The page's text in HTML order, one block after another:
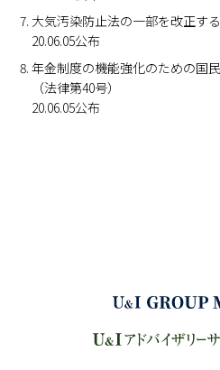
大気汚染防止法の一部を改正す
20.06.05公布
年金制度の機能強化のための国
（法律第40号）
20.06.05公布